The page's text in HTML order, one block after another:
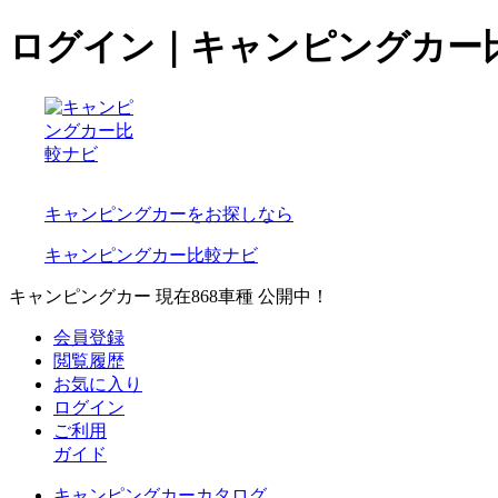
ログイン｜キャンピングカー
キャンピングカーをお探しなら
キャンピングカー比較ナビ
キャンピングカー 現在868車種 公開中！
会員登録
閲覧履歴
お気に入り
ログイン
ご利用
ガイド